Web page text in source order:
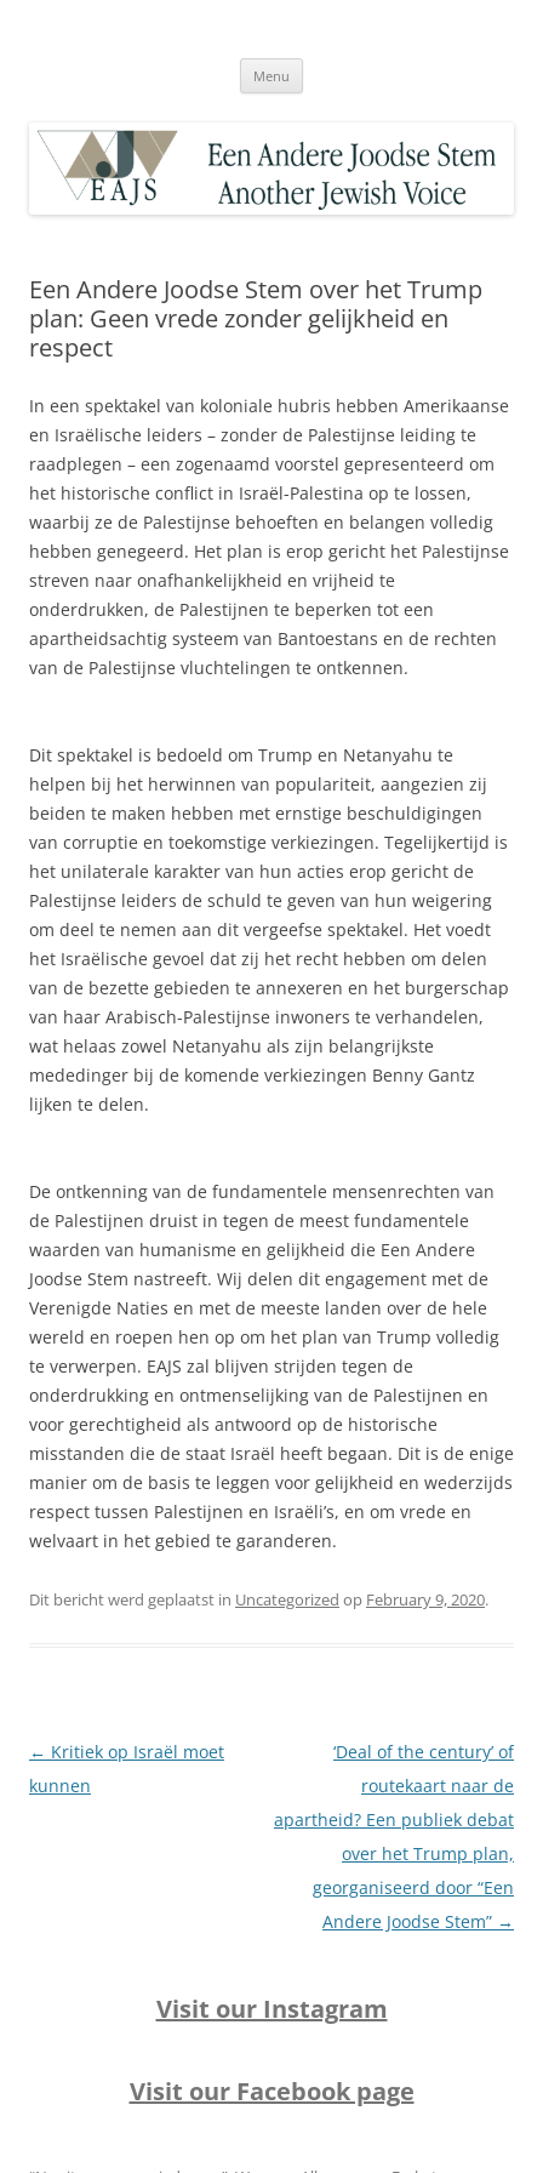
Jewish Voice
Menu
Een Andere Joodse Stem over het Trump
plan: Geen vrede zonder gelijkheid en
respect
In een spektakel van koloniale hubris hebben Amerikaanse
en Israëlische leiders – zonder de Palestijnse leiding te
raadplegen – een zogenaamd voorstel gepresenteerd om
het historische conflict in Israël-Palestina op te lossen,
waarbij ze de Palestijnse behoeften en belangen volledig
hebben genegeerd. Het plan is erop gericht het Palestijnse
streven naar onafhankelijkheid en vrijheid te
onderdrukken, de Palestijnen te beperken tot een
apartheidsachtig systeem van Bantoestans en de rechten
van de Palestijnse vluchtelingen te ontkennen.
Dit spektakel is bedoeld om Trump en Netanyahu te
helpen bij het herwinnen van populariteit, aangezien zij
beiden te maken hebben met ernstige beschuldigingen
van corruptie en toekomstige verkiezingen. Tegelijkertijd is
het unilaterale karakter van hun acties erop gericht de
Palestijnse leiders de schuld te geven van hun weigering
om deel te nemen aan dit vergeefse spektakel. Het voedt
het Israëlische gevoel dat zij het recht hebben om delen
van de bezette gebieden te annexeren en het burgerschap
van haar Arabisch-Palestijnse inwoners te verhandelen,
wat helaas zowel Netanyahu als zijn belangrijkste
mededinger bij de komende verkiezingen Benny Gantz
lijken te delen.
De ontkenning van de fundamentele mensenrechten van
de Palestijnen druist in tegen de meest fundamentele
waarden van humanisme en gelijkheid die Een Andere
Joodse Stem nastreeft. Wij delen dit engagement met de
Verenigde Naties en met de meeste landen over de hele
wereld en roepen hen op om het plan van Trump volledig
te verwerpen. EAJS zal blijven strijden tegen de
onderdrukking en ontmenselijking van de Palestijnen en
voor gerechtigheid als antwoord op de historische
misstanden die de staat Israël heeft begaan. Dit is de enige
manier om de basis te leggen voor gelijkheid en wederzijds
respect tussen Palestijnen en Israëli’s, en om vrede en
welvaart in het gebied te garanderen.
Dit bericht werd geplaatst in Uncategorized op February 9, 2020.
Berichtnavigatie
← Kritiek op Israël moet
kunnen
‘Deal of the century’ of
routekaart naar de
apartheid? Een publiek debat
over het Trump plan,
georganiseerd door “Een
Andere Joodse Stem” →
Visit our Instagram
Visit our Facebook page